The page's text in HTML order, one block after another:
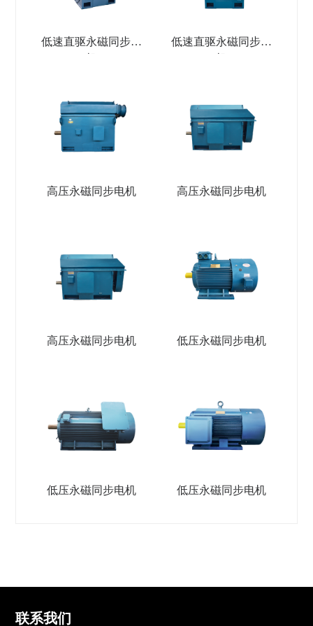
低速直驱永磁同步电
低速直驱永磁同步电
高压永磁同步电机 高压永磁同步电机
高压永磁同步电机 低压永磁同步电机
低压永磁同步电机 低压永磁同步电机
联系我们